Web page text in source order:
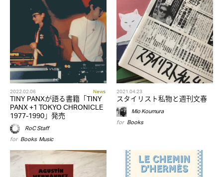
2022.02.06 News
TINY PANXが語る書籍「TINY
PANX +1 TOKYO CHRONICLE
1977-1990」発売
RoC Staff
for Books,Music
2021.04.23
スタイリスト私物と週刊文春
Mio Koumura
for Books